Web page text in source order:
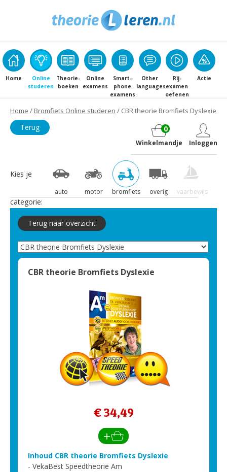
Home
Online
studeren
Theorie­
boeken
Online
examens
Smart­
phone
examens
Other
languages
Rij­
examen
oefenen
Actie
Home / Bromfiets Online studeren / CBR theorie Bromfiets Dyslexie
Terug 0
Winkelmandje Inloggen
Kies je
categorie:
auto motor bromfiets overig vaarbewijs
Terug naar overzicht
CBR theorie Bromfiets Dyslexie
€ 34,49
Inhoud CBR theorie Bromfiets Dyslexie
VekaBest Speedtheorie Am